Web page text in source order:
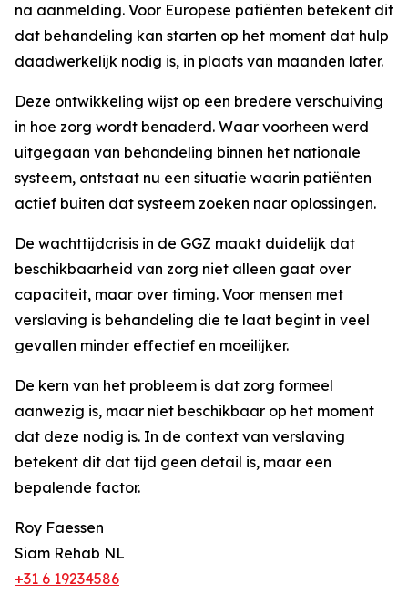
na aanmelding. Voor Europese patiënten betekent dit
dat behandeling kan starten op het moment dat hulp
daadwerkelijk nodig is, in plaats van maanden later.
Deze ontwikkeling wijst op een bredere verschuiving
in hoe zorg wordt benaderd. Waar voorheen werd
uitgegaan van behandeling binnen het nationale
systeem, ontstaat nu een situatie waarin patiënten
actief buiten dat systeem zoeken naar oplossingen.
De wachttijdcrisis in de GGZ maakt duidelijk dat
beschikbaarheid van zorg niet alleen gaat over
capaciteit, maar over timing. Voor mensen met
verslaving is behandeling die te laat begint in veel
gevallen minder effectief en moeilijker.
De kern van het probleem is dat zorg formeel
aanwezig is, maar niet beschikbaar op het moment
dat deze nodig is. In de context van verslaving
betekent dit dat tijd geen detail is, maar een
bepalende factor.
Roy Faessen
Siam Rehab NL
+31 6 19234586